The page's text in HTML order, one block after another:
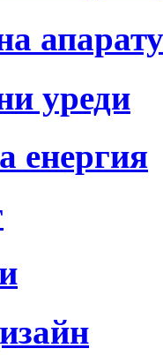
уреди
енергия